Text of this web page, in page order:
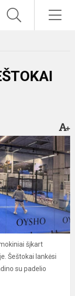
šįkart
Šeštokai lankėsi
su padelio